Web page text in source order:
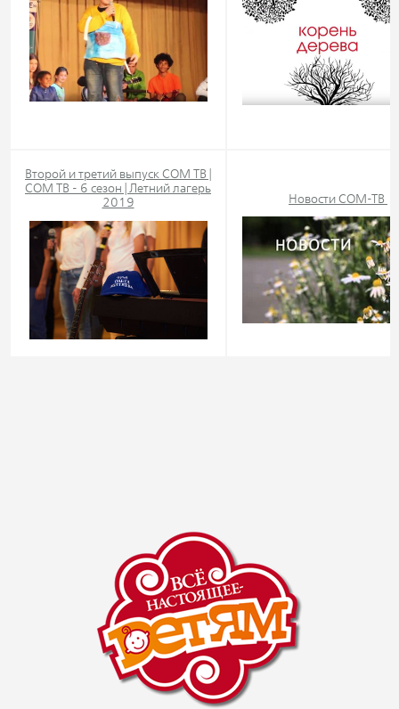
Второй и третий выпуск СОМ ТВ |
СОМ ТВ - 6 сезон | Летний лагерь
2019
Новости СОМ-ТВ